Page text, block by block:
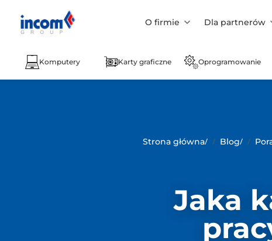
O firmie Dla partnerów
Komputery Karty graficzne Oprogramowanie
Strona główna/ Blog/
Jaka